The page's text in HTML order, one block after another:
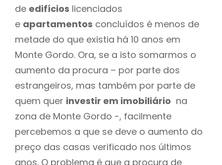
de edifícios licenciados
e apartamentos concluídos é menos de
metade do que existia há 10 anos em
Monte Gordo. Ora, se a isto somarmos o
aumento da procura – por parte dos
estrangeiros, mas também por parte de
quem quer investir em imobiliário na
zona de Monte Gordo -, facilmente
percebemos a que se deve o aumento do
preço das casas verificado nos últimos
anos. O problema é que a procura de